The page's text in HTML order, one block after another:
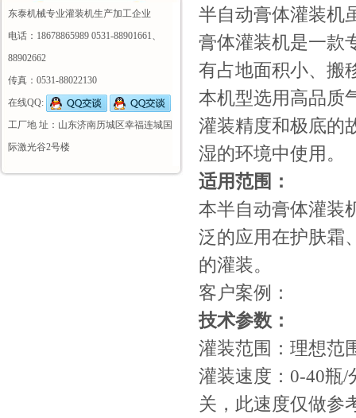
东泰机械专业灌装机生产加工企业
电话：18678865989 0531-88901661、
88902662
传真：0531-88022130
在线QQ:
工厂地 址：山东济南历城区幸福连城国
际激光谷2号楼
半自动膏体灌装机
膏体灌装机是一款
有占地面积小、搬
本机型选用高品质
灌装精度和极底的
湿的环境中使用。
适用范围：
本半自动膏体灌装
泛的应用在护肤霜
的灌装。
客户案例：
技术参数：
灌装范围：理想范
灌装速度：0-40瓶
关，此速度仅做参